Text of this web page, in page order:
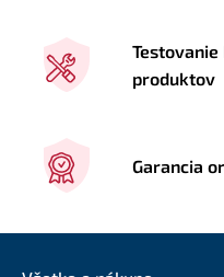
produktov
Garancia